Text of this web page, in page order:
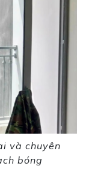
và chuyên
bóng